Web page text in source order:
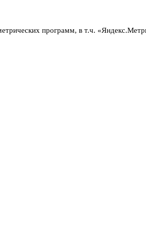
программ, в т.ч.